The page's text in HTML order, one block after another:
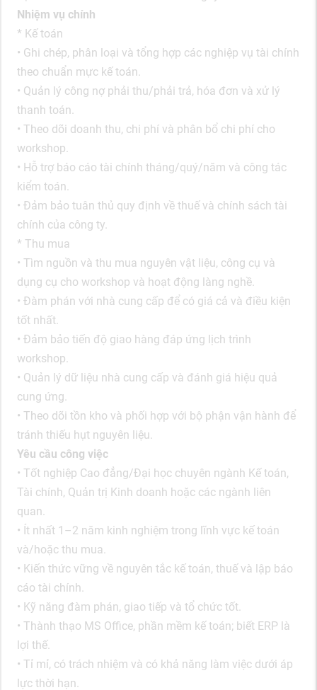
Nhiệm vụ chính
* Kế toán
• Ghi chép, phân loại và tổng hợp các nghiệp vụ tài chính
theo chuẩn mực kế toán.
• Quản lý công nợ phải thu/phải trả, hóa đơn và xử lý
thanh toán.
• Theo dõi doanh thu, chi phí và phân bổ chi phí cho
workshop.
• Hỗ trợ báo cáo tài chính tháng/quý/năm và công tác
kiểm toán.
• Đảm bảo tuân thủ quy định về thuế và chính sách tài
chính của công ty.
* Thu mua
• Tìm nguồn và thu mua nguyên vật liệu, công cụ và
dụng cụ cho workshop và hoạt động làng nghề.
• Đàm phán với nhà cung cấp để có giá cả và điều kiện
tốt nhất.
• Đảm bảo tiến độ giao hàng đáp ứng lịch trình
workshop.
• Quản lý dữ liệu nhà cung cấp và đánh giá hiệu quả
cung ứng.
• Theo dõi tồn kho và phối hợp với bộ phận vận hành để
tránh thiếu hụt nguyên liệu.
Yêu cầu công việc
• Tốt nghiệp Cao đẳng/Đại học chuyên ngành Kế toán,
Tài chính, Quản trị Kinh doanh hoặc các ngành liên
quan.
• Ít nhất 1–2 năm kinh nghiệm trong lĩnh vực kế toán
và/hoặc thu mua.
• Kiến thức vững về nguyên tắc kế toán, thuế và lập báo
cáo tài chính.
• Kỹ năng đàm phán, giao tiếp và tổ chức tốt.
• Thành thạo MS Office, phần mềm kế toán; biết ERP là
lợi thế.
• Tỉ mỉ, có trách nhiệm và có khả năng làm việc dưới áp
lực thời hạn.